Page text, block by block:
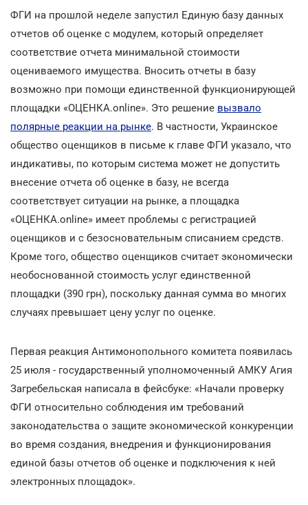
ФГИ на прошлой неделе запустил Единую базу данных
отчетов об оценке с модулем, который определяет
соответствие отчета минимальной стоимости
оцениваемого имущества. Вносить отчеты в базу
возможно при помощи единственной функционирующей
площадки «ОЦЕНКА.online». Это решение вызвало
полярные реакции на рынке. В частности, Украинское
общество оценщиков в письме к главе ФГИ указало, что
индикативы, по которым система может не допустить
внесение отчета об оценке в базу, не всегда
соответствует ситуации на рынке, а площадка
«ОЦЕНКА.online» имеет проблемы с регистрацией
оценщиков и с безосновательным списанием средств.
Кроме того, общество оценщиков считает экономически
необоснованной стоимость услуг единственной
площадки (390 грн), поскольку данная сумма во многих
случаях превышает цену услуг по оценке.
Первая реакция Антимонопольного комитета появилась
25 июля - государственный уполномоченный АМКУ Агия
Загребельская написала в фейсбуке: «Начали проверку
ФГИ относительно соблюдения им требований
законодательства о защите экономической конкуренции
во время создания, внедрения и функционирования
единой базы отчетов об оценке и подключения к ней
электронных площадок».